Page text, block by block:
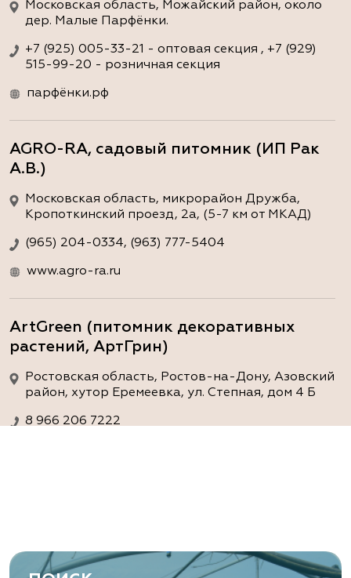
Московская область, Можайский район, около
дер. Малые Парфёнки.
+7 (925) 005-33-21 - оптовая секция , +7 (929)
515-99-20 - розничная секция
парфёнки.рф
AGRO-RA, садовый питомник (ИП Рак
А.В.)
Московская область, микрорайон Дружба,
Кропоткинский проезд, 2а, (5-7 км от МКАД)
(965) 204-0334, (963) 777-5404
www.agro-ra.ru
ArtGreen (питомник декоративных
растений, АртГрин)
Ростовская область, Ростов-на-Дону, Азовский
район, хутор Еремеевка, ул. Степная, дом 4 Б
8 966 206 7222
Ростовская область, Ростов-на-Дону,
Левобережная ул, дом № 37